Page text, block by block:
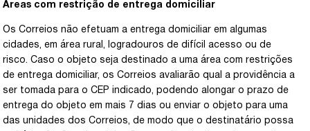
Áreas com restrição de entrega domiciliar
Os Correios não efetuam a entrega domiciliar em algumas
cidades, em área rural, logradouros de difícil acesso ou de
risco. Caso o objeto seja destinado a uma área com restrições
de entrega domiciliar, os Correios avaliarão qual a providência a
ser tomada para o CEP indicado, podendo alongar o prazo de
entrega do objeto em mais 7 dias ou enviar o objeto para uma
das unidades dos Correios, de modo que o destinatário possa